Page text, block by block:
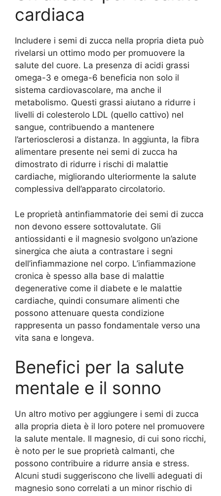
cardiaca
Includere i semi di zucca nella propria dieta può
rivelarsi un ottimo modo per promuovere la
salute del cuore. La presenza di acidi grassi
omega-3 e omega-6 beneficia non solo il
sistema cardiovascolare, ma anche il
metabolismo. Questi grassi aiutano a ridurre i
livelli di colesterolo LDL (quello cattivo) nel
sangue, contribuendo a mantenere
l’arteriosclerosi a distanza. In aggiunta, la fibra
alimentare presente nei semi di zucca ha
dimostrato di ridurre i rischi di malattie
cardiache, migliorando ulteriormente la salute
complessiva dell’apparato circolatorio.
Le proprietà antinfiammatorie dei semi di zucca
non devono essere sottovalutate. Gli
antiossidanti e il magnesio svolgono un’azione
sinergica che aiuta a contrastare i segni
dell’infiammazione nel corpo. L’infiammazione
cronica è spesso alla base di malattie
degenerative come il diabete e le malattie
cardiache, quindi consumare alimenti che
possono attenuare questa condizione
rappresenta un passo fondamentale verso una
vita sana e longeva.
Benefici per la salute
mentale e il sonno
Un altro motivo per aggiungere i semi di zucca
alla propria dieta è il loro potere nel promuovere
la salute mentale. Il magnesio, di cui sono ricchi,
è noto per le sue proprietà calmanti, che
possono contribuire a ridurre ansia e stress.
Alcuni studi suggeriscono che livelli adeguati di
magnesio sono correlati a un minor rischio di